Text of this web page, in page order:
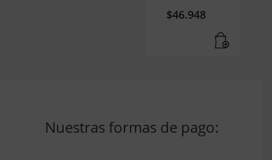
$46.948
Nuestras formas de pago: